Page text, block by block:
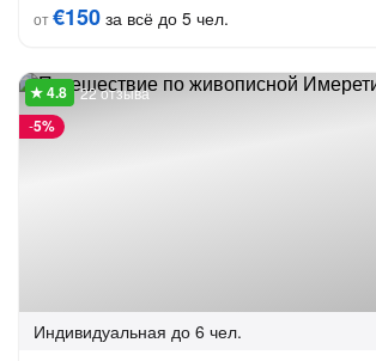
от€150 за всё до 5 чел.
-5%
22 отзыва
Индивидуальная до 6 чел.